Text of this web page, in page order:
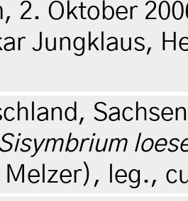
2. Oktober
Jungklaus,
Melzer), leg.,